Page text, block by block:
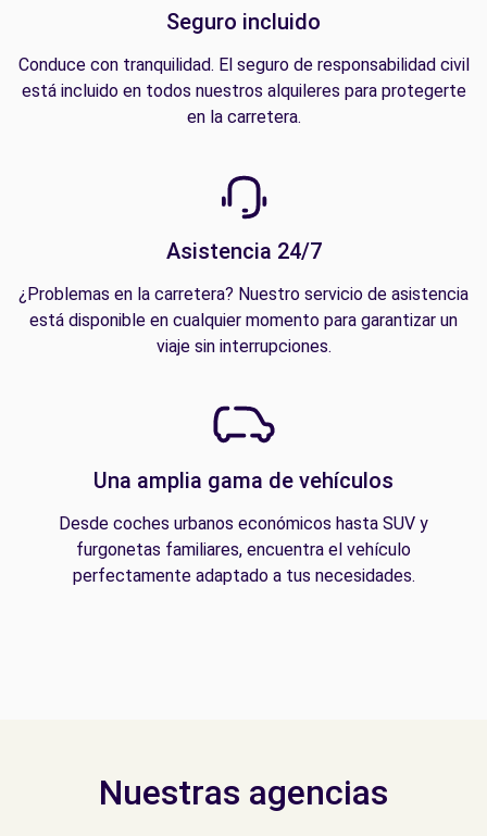
Seguro incluido
Conduce con tranquilidad. El seguro de responsabilidad civil
está incluido en todos nuestros alquileres para protegerte
en la carretera.
Asistencia 24/7
¿Problemas en la carretera? Nuestro servicio de asistencia
está disponible en cualquier momento para garantizar un
viaje sin interrupciones.
Una amplia gama de vehículos
Desde coches urbanos económicos hasta SUV y
furgonetas familiares, encuentra el vehículo
perfectamente adaptado a tus necesidades.
Nuestras agencias